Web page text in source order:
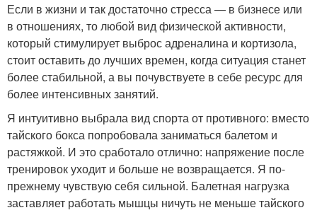
Если в жизни и так достаточно стресса — в бизнесе или
в отношениях, то любой вид физической активности,
который стимулирует выброс адреналина и кортизола,
стоит оставить до лучших времен, когда ситуация станет
более стабильной, а вы почувствуете в себе ресурс для
более интенсивных занятий.
Я интуитивно выбрала вид спорта от противного: вместо
тайского бокса попробовала заниматься балетом и
растяжкой. И это сработало отлично: напряжение после
тренировок уходит и больше не возвращается. Я по-
прежнему чувствую себя сильной. Балетная нагрузка
заставляет работать мышцы ничуть не меньше тайского